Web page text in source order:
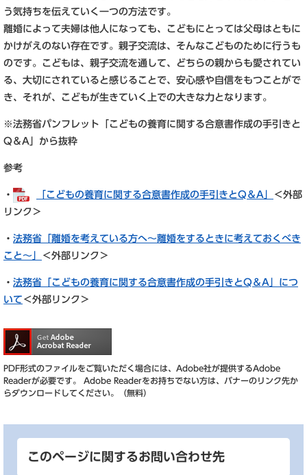
う気持ちを伝えていく一つの方法です。
離婚によって夫婦は他人になっても、こどもにとっては父母はともに
かけがえのない存在です。親子交流は、そんなこどものために行うも
のです。こどもは、親子交流を通して、どちらの親からも愛されてい
る、大切にされていると感じることで、安心感や自信をもつことがで
き、それが、こどもが生きていく上での大きな力となります。
※法務省パンフレット「こどもの養育に関する合意書作成の手引きと
Q＆A」から抜粋
参考
・ 「こどもの養育に関する合意書作成の手引きとQ＆A」
＜外部
リンク＞
・ 法務省「離婚を考えている方へ～離婚をするときに考えておくべき
こと～」
＜外部リンク＞
・ 法務省「こどもの養育に関する合意書作成の手引きとQ＆A」につ
いて ＜外部リンク＞
PDF形式のファイルをご覧いただく場合には、Adobe社が提供するAdobe
Readerが必要です。
Adobe Readerをお持ちでない方は、バナーのリンク先か
らダウンロードしてください。（無料）
このページに関するお問い合わせ先